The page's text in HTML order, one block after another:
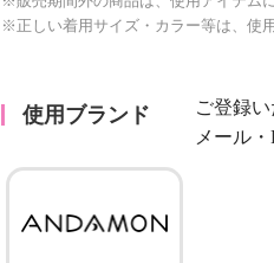
※正しい着用サイズ・カラー等は、使
使用ブランド
ご登録
メール